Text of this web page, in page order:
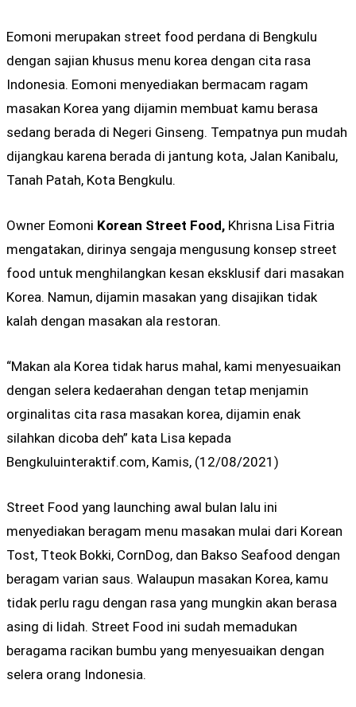
Eomoni merupakan street food perdana di Bengkulu
dengan sajian khusus menu korea dengan cita rasa
Indonesia. Eomoni menyediakan bermacam ragam
masakan Korea yang dijamin membuat kamu berasa
sedang berada di Negeri Ginseng. Tempatnya pun mudah
dijangkau karena berada di jantung kota, Jalan Kanibalu,
Tanah Patah, Kota Bengkulu.
Owner Eomoni Korean Street Food, Khrisna Lisa Fitria
mengatakan, dirinya sengaja mengusung konsep street
food untuk menghilangkan kesan eksklusif dari masakan
Korea. Namun, dijamin masakan yang disajikan tidak
kalah dengan masakan ala restoran.
“Makan ala Korea tidak harus mahal, kami menyesuaikan
dengan selera kedaerahan dengan tetap menjamin
orginalitas cita rasa masakan korea, dijamin enak
silahkan dicoba deh” kata Lisa kepada
Bengkuluinteraktif.com, Kamis, (12/08/2021)
Street Food yang launching awal bulan lalu ini
menyediakan beragam menu masakan mulai dari Korean
Tost, Tteok Bokki, CornDog, dan Bakso Seafood dengan
beragam varian saus. Walaupun masakan Korea, kamu
tidak perlu ragu dengan rasa yang mungkin akan berasa
asing di lidah. Street Food ini sudah memadukan
beragama racikan bumbu yang menyesuaikan dengan
selera orang Indonesia.